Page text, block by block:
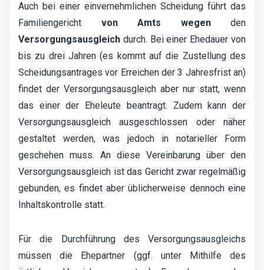
Auch bei einer einvernehmlichen Scheidung führt das
Familiengericht von Amts wegenden
Versorgungsausgleich durch. Bei einer Ehedauer von
bis zu drei Jahren (es kommt auf die Zustellung des
Scheidungsantrages vor Erreichen der 3 Jahresfrist an)
findet der Versorgungsausgleich aber nur statt, wenn
das einer der Eheleute beantragt. Zudem kann der
Versorgungsausgleich ausgeschlossen oder näher
gestaltet werden, was jedoch in notarieller Form
geschehen muss. An diese Vereinbarung über den
Versorgungsausgleich ist das Gericht zwar regelmäßig
gebunden, es findet aber üblicherweise dennoch eine
Inhaltskontrolle statt.
Für die Durchführung des Versorgungsausgleichs
müssen die Ehepartner (ggf. unter Mithilfe des